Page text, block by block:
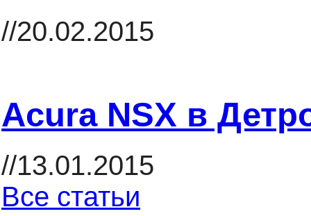
//20.02.2015
Acura NSX в
//13.01.2015
Все статьи